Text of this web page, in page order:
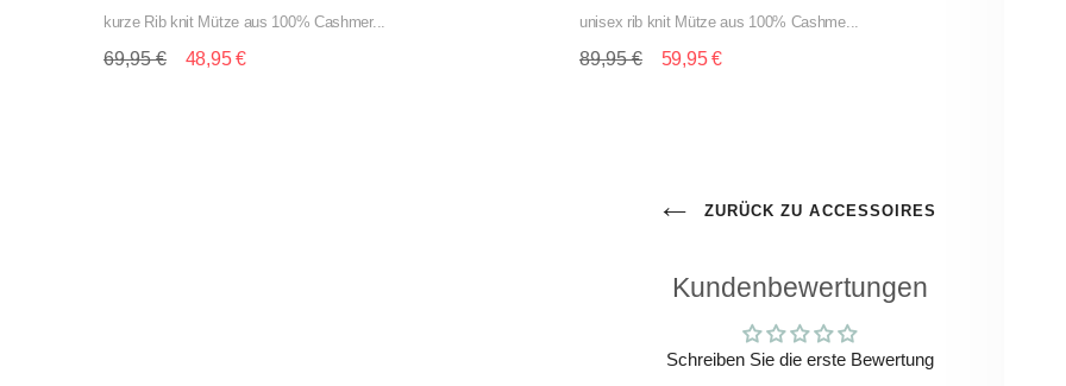
kurze Rib knit Mütze aus 100% Cashmer...
69,95 € 48,95 €
unisex rib knit Mütze aus 100% Cashme...
89,95 € 59,95 €
ZURÜCK ZU ACCESSOIRES
Kundenbewertungen
Schreiben Sie die erste Bewertung